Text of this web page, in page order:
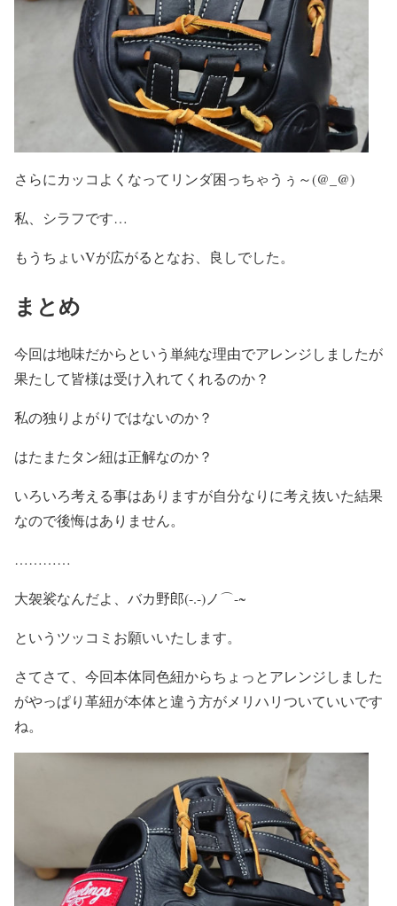
さらにカッコよくなってリンダ困っちゃうぅ～(@_@)
私、シラフです…
もうちょいVが広がるとなお、良しでした。
まとめ
今回は地味だからという単純な理由でアレンジしましたが
果たして皆様は受け入れてくれるのか？
私の独りよがりではないのか？
はたまたタン紐は正解なのか？
いろいろ考える事はありますが自分なりに考え抜いた結果
なので後悔はありません。
…………
大袈裟なんだよ、バカ野郎(-.-)ノ⌒-~
というツッコミお願いいたします。
さてさて、今回本体同色紐からちょっとアレンジしました
がやっぱり革紐が本体と違う方がメリハリついていいです
ね。